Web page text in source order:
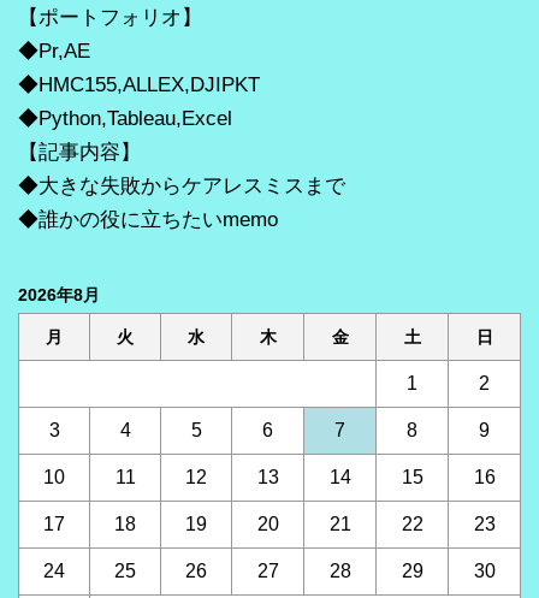
【ポートフォリオ】
◆Pr,AE
◆HMC155,ALLEX,DJIPKT
◆Python,Tableau,Excel
【記事内容】
◆大きな失敗からケアレスミスまで
◆誰かの役に立ちたいmemo
2026年8月
月 火 水 木 金 土 日
1 2
3 4 5 6 7 8 9
10 11 12 13 14 15 16
17 18 19 20 21 22 23
24 25 26 27 28 29 30